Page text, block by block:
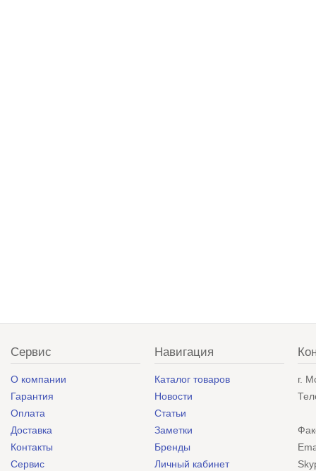
Сервис
О компании
Гарантия
Оплата
Доставка
Контакты
Сервис
Навигация
Каталог товаров
Новости
Статьи
Заметки
Бренды
Личный кабинет
г.